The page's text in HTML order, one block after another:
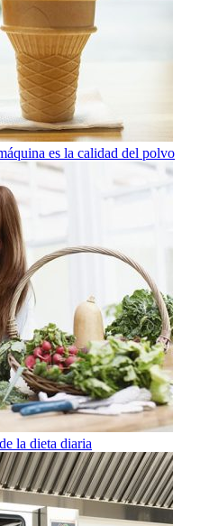
es la calidad del polvo
la dieta diaria